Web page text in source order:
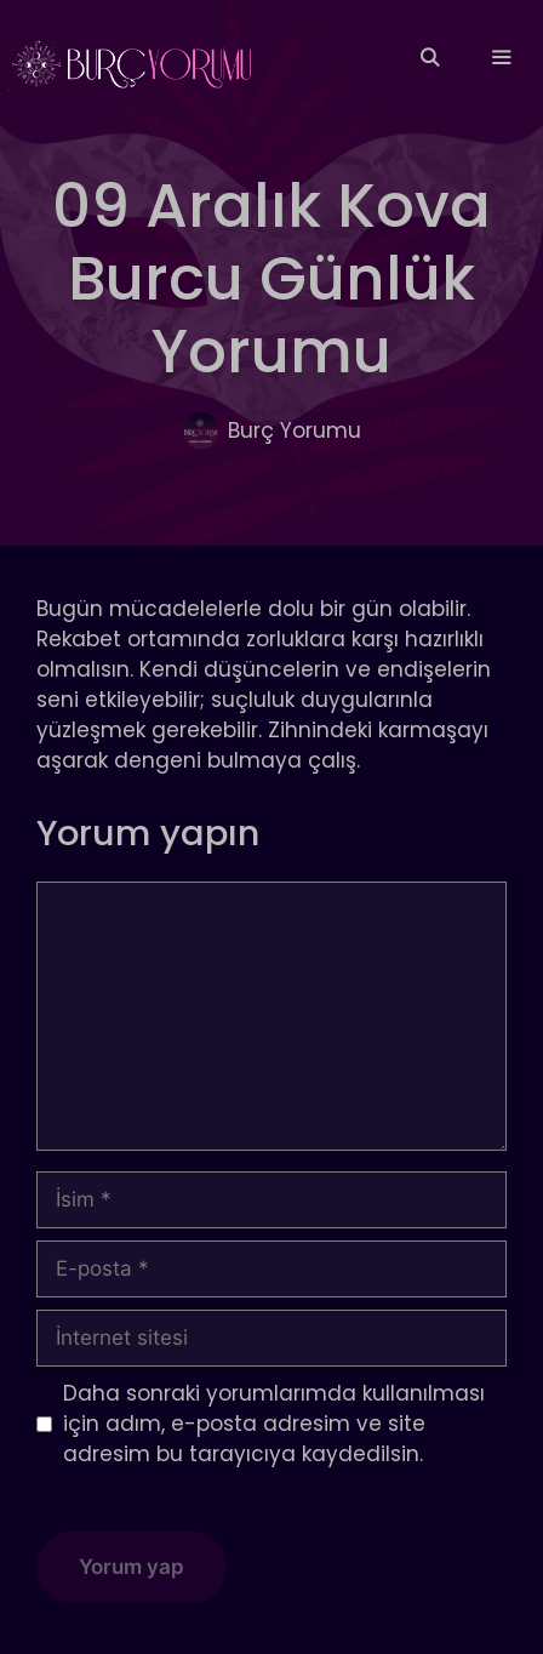
atla
09 Aralık Kova
Burcu Günlük
Yorumu
Burç Yorumu
Bugün mücadelelerle dolu bir gün olabilir.
Rekabet ortamında zorluklara karşı hazırlıklı
olmalısın. Kendi düşüncelerin ve endişelerin
seni etkileyebilir; suçluluk duygularınla
yüzleşmek gerekebilir. Zihnindeki karmaşayı
aşarak dengeni bulmaya çalış.
Yorum yapın
İsim
posta
İnternet
sitesi
Daha sonraki yorumlarımda kullanılması
için adım, e-posta adresim ve site
adresim bu tarayıcıya kaydedilsin.